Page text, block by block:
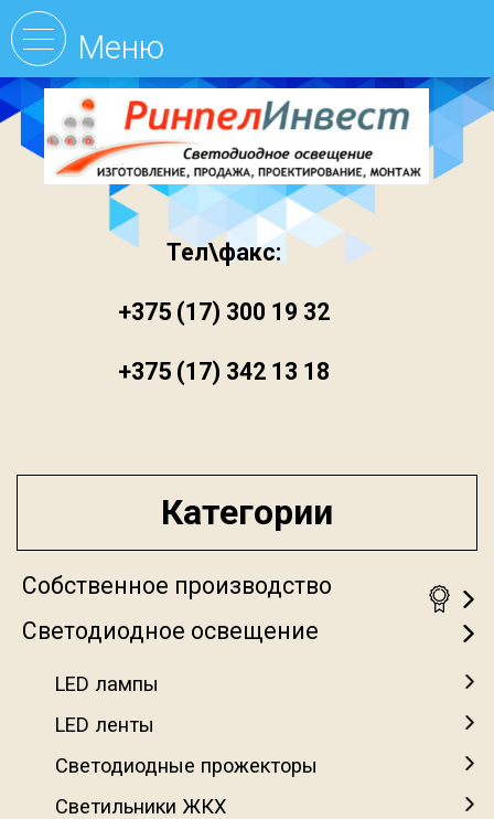
Тел\факс:
+375 (17) 300 19 32
+375 (17) 342 13 18
Категории
Собственное производство
Светодиодное освещение
LED лампы
LED ленты
Светодиодные прожекторы
Светильники ЖКХ